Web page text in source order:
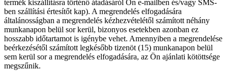
termék kiszállításra történő átadásáról Ön e-mailben és/vagy SMS-
ben szállítási értesítőt kap). A megrendelés elfogadására
általánosságban a megrendelés kézhezvételétől számított néhány
munkanapon belül sor kerül, bizonyos esetekben azonban ez
hosszabb időtartamot is igénybe vehet. Amennyiben a megrendelése
beérkezésétől számított legkésőbb tizenöt (15) munkanapon belül
sem kerül sor a megrendelés elfogadására, az Ön ajánlati kötöttsége
megszűnik.